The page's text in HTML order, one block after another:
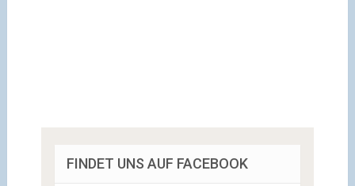
FINDET UNS AUF FACEBOOK